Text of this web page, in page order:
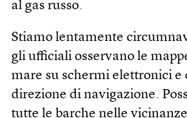
al gas russo.
Stiamo lentamente
gli ufficiali osservano le
mare su schermi elettronici e
direzione di navigazione.
tutte le barche nelle